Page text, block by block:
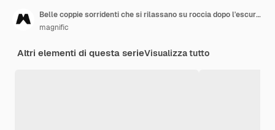
Belle coppie sorridenti che si rilassano su roccia dopo l'escursione
magnific
Altri elementi di questa serieVisualizza tutto